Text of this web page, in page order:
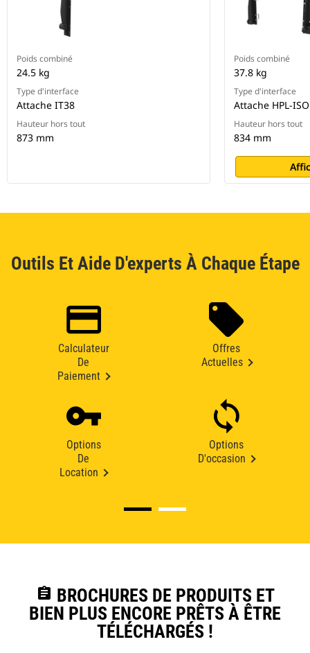
Poids combiné
24.5 kg
Type d'interface
Attache IT38
Hauteur hors tout
873 mm
Poids combiné
37.8 kg
Type d'interface
Attache HPL-ISO
Hauteur hors tout
834 mm
Outils Et Aide D'experts À Chaque Étape
Calculateur
De
Paiement
Offres
Actuelles
Options
De
Location
Options
D'occasion
assignment BROCHURES DE PRODUITS ET
BIEN PLUS ENCORE PRÊTS À ÊTRE
TÉLÉCHARGÉS !